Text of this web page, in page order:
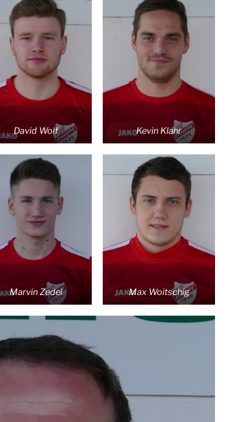
David Wolf Kevin Klahr
Marvin Zedel Max Woitschig